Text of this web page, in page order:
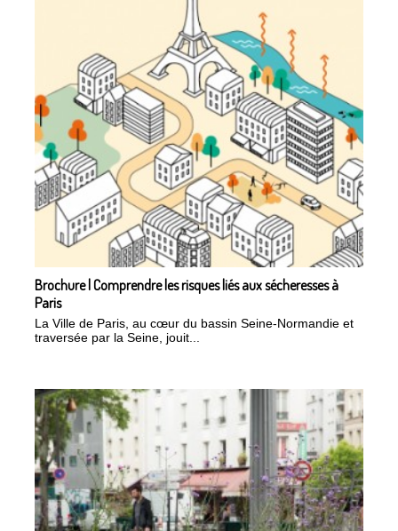
Brochure | Comprendre les risques liés aux sécheresses à
Paris
La Ville de Paris, au cœur du bassin Seine-Normandie et
traversée par la Seine, jouit...